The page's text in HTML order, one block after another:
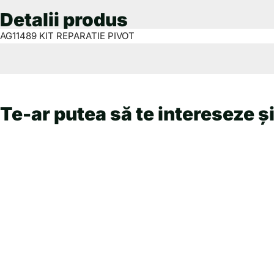
Detalii produs
AG11489 KIT REPARATIE PIVOT
Te-ar putea să te intereseze